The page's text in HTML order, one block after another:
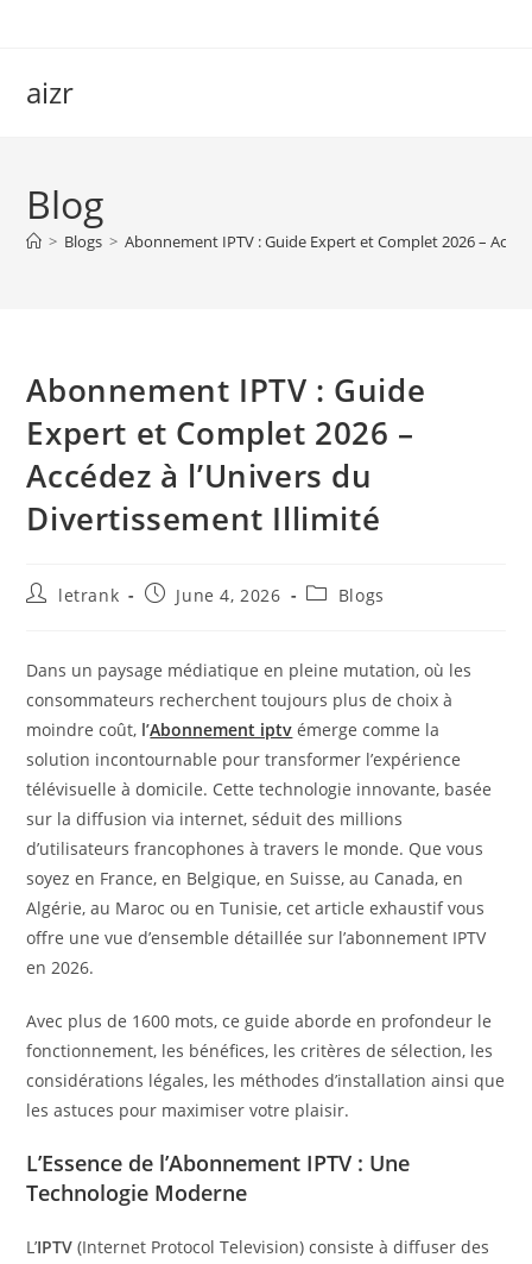
aizr
Blog
> Blogs > Abonnement IPTV : Guide Expert et Complet 2026 –
Abonnement IPTV : Guide
Expert et Complet 2026 –
Accédez à l’Univers du
Divertissement Illimité
Postletrank
PostJune 4, 2026
PostBlogs
Dans un paysage médiatique en pleine mutation, où les
consommateurs recherchent toujours plus de choix à
moindre coût, l’Abonnement iptv émerge comme la
solution incontournable pour transformer l’expérience
télévisuelle à domicile. Cette technologie innovante, basée
sur la diffusion via internet, séduit des millions
d’utilisateurs francophones à travers le monde. Que vous
soyez en France, en Belgique, en Suisse, au Canada, en
Algérie, au Maroc ou en Tunisie, cet article exhaustif vous
offre une vue d’ensemble détaillée sur l’abonnement IPTV
en 2026.
Avec plus de 1600 mots, ce guide aborde en profondeur le
fonctionnement, les bénéfices, les critères de sélection, les
considérations légales, les méthodes d’installation ainsi que
les astuces pour maximiser votre plaisir.
L’Essence de l’Abonnement IPTV : Une
Technologie Moderne
L’IPTV (Internet Protocol Television) consiste à diffuser des